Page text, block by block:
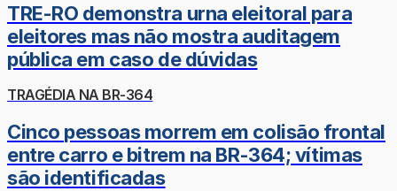
TRE-RO demonstra urna eleitoral para
eleitores mas não mostra auditagem
pública em caso de dúvidas
TRAGÉDIA NA BR-364
Cinco pessoas morrem em colisão frontal
entre carro e bitrem na BR-364; vítimas
são identificadas